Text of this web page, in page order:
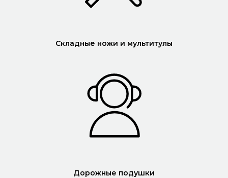
Складные ножи и мультитулы
Дорожные подушки